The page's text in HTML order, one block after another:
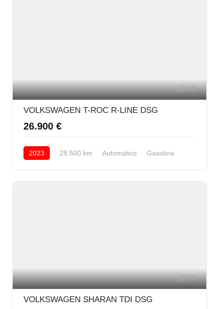
18
VOLKSWAGEN T-ROC R-LINE DSG
26.900 €
2023 28.500 km Automático
Gasolina
37
VOLKSWAGEN SHARAN TDI DSG